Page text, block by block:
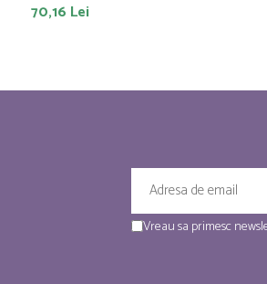
70,16 Lei
Vreau sa primesc